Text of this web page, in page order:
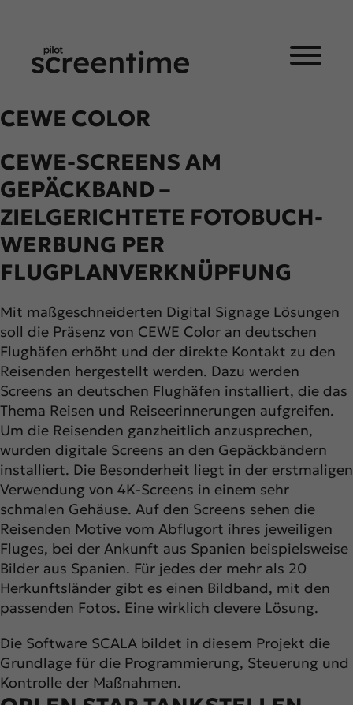
CEWE COLOR
CEWE-SCREENS AM
GEPÄCKBAND –
ZIELGERICHTETE FOTOBUCH-
WERBUNG PER
FLUGPLANVERKNÜPFUNG
Mit maßgeschneiderten Digital Signage Lösungen
soll die Präsenz von CEWE Color an deutschen
Flughäfen erhöht und der direkte Kontakt zu den
Reisenden hergestellt werden. Dazu werden
Screens an deutschen Flughäfen installiert, die das
Thema Reisen und Reiseerinnerungen aufgreifen.
Um die Reisenden ganzheitlich anzusprechen,
wurden digitale Screens an den Gepäckbändern
installiert. Die Besonderheit liegt in der erstmaligen
Verwendung von 4K-Screens in einem sehr
schmalen Gehäuse. Auf den Screens sehen die
Reisenden Motive vom Abflugort ihres jeweiligen
Fluges, bei der Ankunft aus Spanien beispielsweise
Bilder aus Spanien. Für jedes der mehr als 20
Herkunftsländer gibt es einen Bildband, mit den
passenden Fotos. Eine wirklich clevere Lösung.
Die Software SCALA bildet in diesem Projekt die
Grundlage für die Programmierung, Steuerung und
Kontrolle der Maßnahmen.